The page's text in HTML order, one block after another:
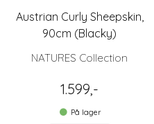
Austrian Curly Sheepskin,
90cm (Blacky)
NATURES Collection
1.599,-
På lager